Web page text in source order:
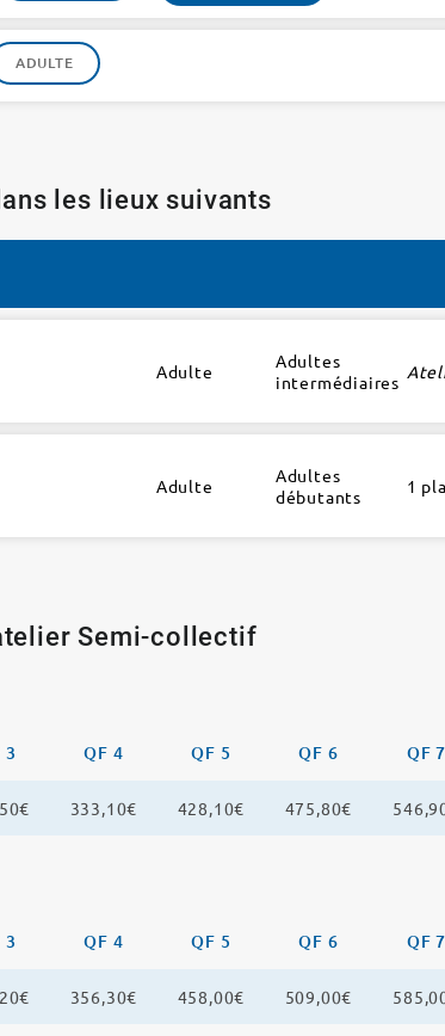
ADULTE
les lieux suivants
Adulte
Adultes
intermédiaires
Adulte
Adultes
débutants
1
Semi-collectif
3 QF 4 QF 5 QF 6 QF 7
333,10€ 428,10€ 475,80€
3 QF 4 QF 5 QF 6 QF 7
356,30€ 458,00€ 509,00€